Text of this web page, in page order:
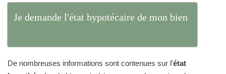
Je demande l'état hypotécaire de mon bien
De nombreuses informations sont contenues sur l'état